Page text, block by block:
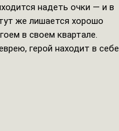
надеть очки — и в
же лишается хорошо
в своем квартале.
герой находит в себе